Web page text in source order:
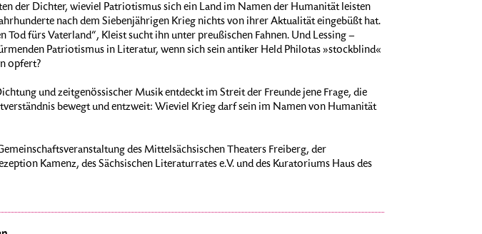
der Dichter, wieviel Patriotismus sich ein Land im Namen der Humanität leisten
nach dem Siebenjährigen Krieg nichts von ihrer Aktualität eingebüßt hat.
Tod fürs Vaterland“, Kleist sucht ihn unter preußischen Fahnen. Und Lessing –
Patriotismus in Literatur, wenn sich sein antiker Held Philotas »stockblind«
opfert?
und zeitgenössischer Musik entdeckt im Streit der Freunde jene Frage, die
bewegt und entzweit: Wieviel Krieg darf sein im Namen von Humanität
des Mittelsächsischen Theaters Freiberg, der
Kamenz, des Sächsischen Literaturrates e.V. und des Kuratoriums Haus des